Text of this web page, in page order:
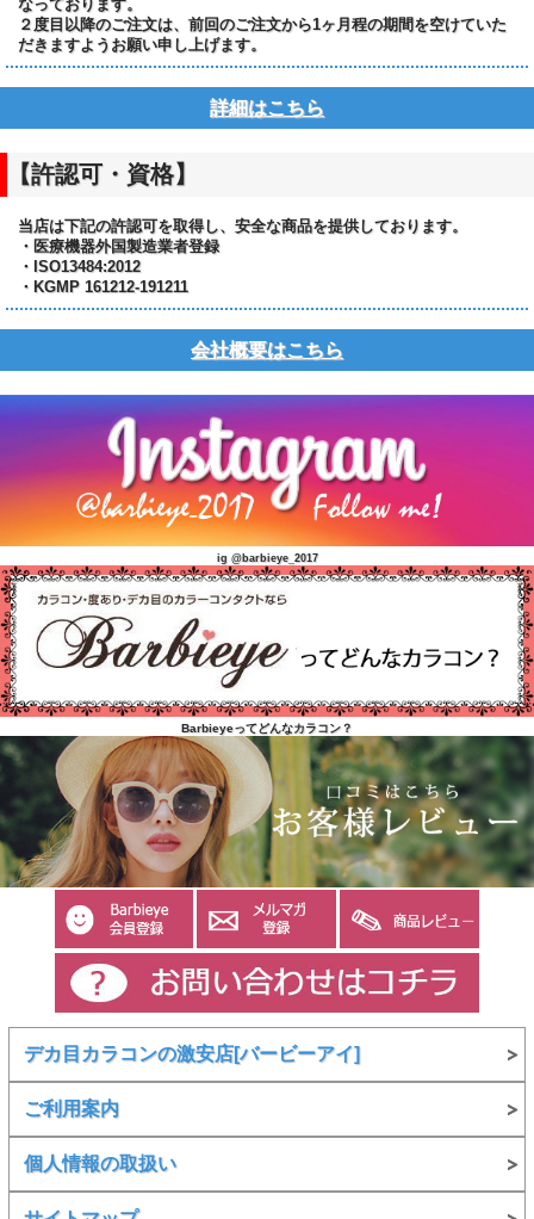
なっております。
２度目以降のご注文は、前回のご注文から1ヶ月程の期間を空けていた
だきますようお願い申し上げます。
詳細はこちら
【許認可・資格】
当店は下記の許認可を取得し、安全な商品を提供しております。
・医療機器外国製造業者登録
・ISO13484:2012
・KGMP 161212-191211
会社概要はこちら
ig @barbieye_2017
Barbieyeってどんなカラコン？
デカ目カラコンの激安店[バービーアイ]
ご利用案内
個人情報の取扱い